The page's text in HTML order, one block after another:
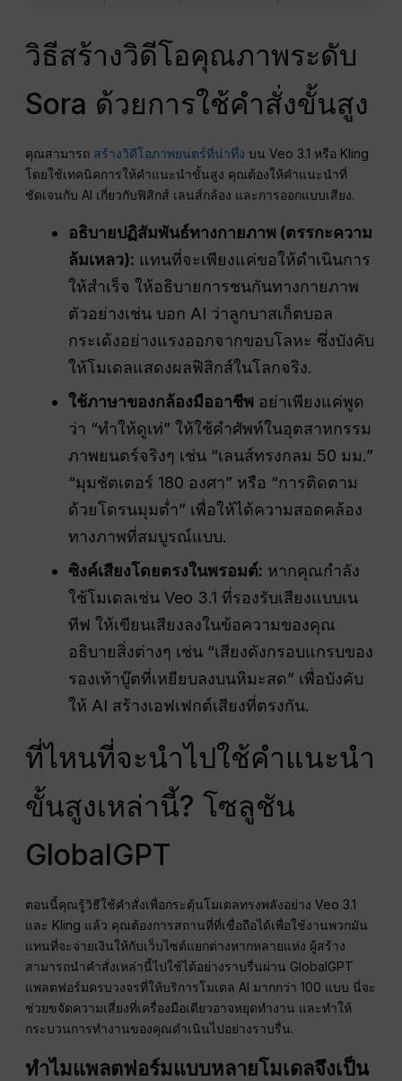
วิธีสร้างวิดีโอคุณภาพระดับ
Sora ด้วยการใช้คำสั่งขั้นสูง
คุณสามารถ สร้างวิดีโอภาพยนตร์ที่น่าทึ่ง บน Veo 3.1 หรือ Kling
โดยใช้เทคนิคการให้คำแนะนำขั้นสูง คุณต้องให้คำแนะนำที่
ชัดเจนกับ AI เกี่ยวกับฟิสิกส์ เลนส์กล้อง และการออกแบบเสียง.
อธิบายปฏิสัมพันธ์ทางกายภาพ (ตรรกะความ
ล้มเหลว): แทนที่จะเพียงแค่ขอให้ดำเนินการ
ให้สำเร็จ ให้อธิบายการชนกันทางกายภาพ
ตัวอย่างเช่น บอก AI ว่าลูกบาสเก็ตบอล
กระเด้งอย่างแรงออกจากขอบโลหะ ซึ่งบังคับ
ให้โมเดลแสดงผลฟิสิกส์ในโลกจริง.
ใช้ภาษาของกล้องมืออาชีพ อย่าเพียงแค่พูด
ว่า “ทำให้ดูเท่” ให้ใช้คำศัพท์ในอุตสาหกรรม
ภาพยนตร์จริงๆ เช่น “เลนส์ทรงกลม 50 มม.”
“มุมชัตเตอร์ 180 องศา” หรือ “การติดตาม
ด้วยโดรนมุมต่ำ” เพื่อให้ได้ความสอดคล้อง
ทางภาพที่สมบูรณ์แบบ.
ซิงค์เสียงโดยตรงในพรอมต์: หากคุณกำลัง
ใช้โมเดลเช่น Veo 3.1 ที่รองรับเสียงแบบเน
ทีฟ ให้เขียนเสียงลงในข้อความของคุณ
อธิบายสิ่งต่างๆ เช่น “เสียงดังกรอบแกรบของ
รองเท้าบู๊ตที่เหยียบลงบนหิมะสด” เพื่อบังคับ
ให้ AI สร้างเอฟเฟกต์เสียงที่ตรงกัน.
ที่ไหนที่จะนำไปใช้คำแนะนำ
ขั้นสูงเหล่านี้? โซลูชัน
GlobalGPT
ตอนนี้คุณรู้วิธีใช้คำสั่งเพื่อกระตุ้นโมเดลทรงพลังอย่าง Veo 3.1
และ Kling แล้ว คุณต้องการสถานที่ที่เชื่อถือได้เพื่อใช้งานพวกมัน
แทนที่จะจ่ายเงินให้กับเว็บไซต์แยกต่างหากหลายแห่ง ผู้สร้าง
สามารถนำคำสั่งเหล่านี้ไปใช้ได้อย่างราบรื่นผ่าน GlobalGPT
แพลตฟอร์มครบวงจรที่ให้บริการโมเดล AI มากกว่า 100 แบบ นี่จะ
ช่วยขจัดความเสี่ยงที่เครื่องมือเดียวอาจหยุดทำงาน และทำให้
กระบวนการทำงานของคุณดำเนินไปอย่างราบรื่น.
ทำไมแพลตฟอร์มแบบหลายโมเดลจึงเป็น